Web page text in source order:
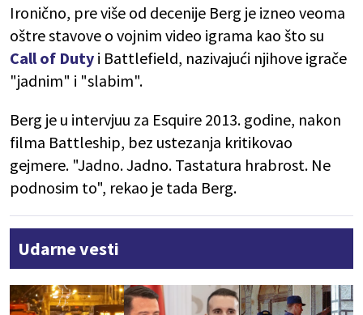
Ironično, pre više od decenije Berg je izneo veoma
oštre stavove o vojnim video igrama kao što su
Call of Duty i Battlefield, nazivajući njihove igrače
"jadnim" i "slabim".
Berg je u intervjuu za Esquire 2013. godine, nakon
filma Battleship, bez ustezanja kritikovao
gejmere. "Jadno. Jadno. Tastatura hrabrost. Ne
podnosim to", rekao je tada Berg.
Udarne vesti